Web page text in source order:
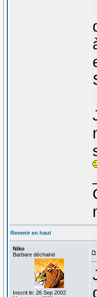
Revenir en haut
Niko
Barbare déchainé
Inscrit le: 26 Sep 2002